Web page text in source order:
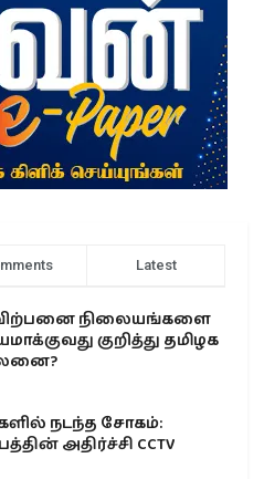
Latest
நிலையங்களை
குறித்து தமிழக
நடந்த சோகம்:
அதிர்ச்சி CCTV